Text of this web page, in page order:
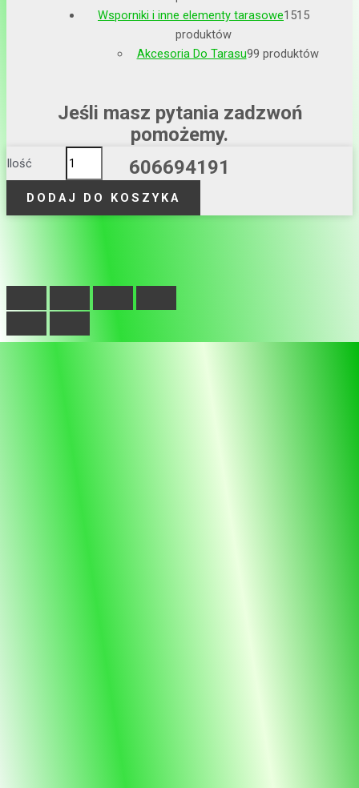
Wsporniki i inne elementy tarasowe1515
produktów
Akcesoria Do Tarasu99 produktów
Jeśli masz pytania zadzwoń
pomożemy.
606694191
Ilość
DODAJ DO KOSZYKA